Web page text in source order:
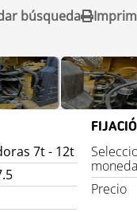
búsqueda
7t - 12t
moneda
Precio